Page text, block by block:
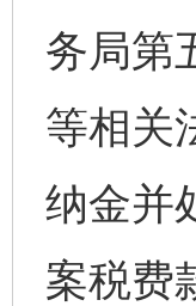
务局第
等相关
纳金并
案税费